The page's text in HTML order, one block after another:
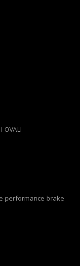
OVALI
performance brake